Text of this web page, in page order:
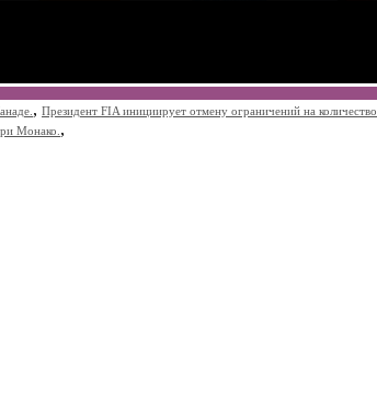
, Президент FIA инициирует отмену ограничений на количество
Монако. ,